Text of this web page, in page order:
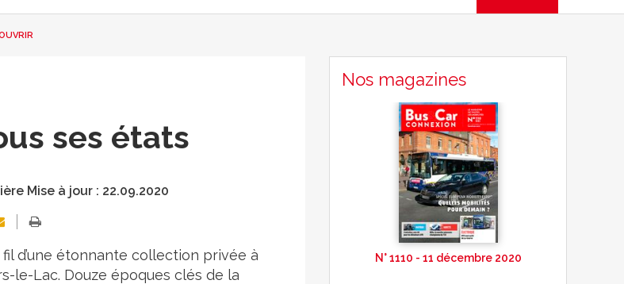
ses états
Mise à jour : 22.09.2020
d’une étonnante collection privée à
le-Lac. Douze époques clés de la
Nos magazines
N° 1110 - 11 décembre 2020